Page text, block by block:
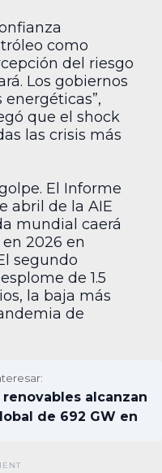
como
del riesgo
Los gobiernos
que el shock
las crisis más
El Informe
abril de la AIE
mundial caerá
en 2026 en
segundo
de 1.5
la baja más
de
renovables alcanzan
de 692 GW en